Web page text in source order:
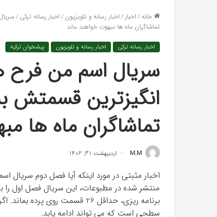
خانه/اخبار/اخبار رسانه و تلویزیون/اخبار رسانه ترکی/
تماشاگران ماه ها مبهوت خواهند ماند
اخبار رسانه ترکی اخبار رسانه و تلویزیون پیشخوان ترکیه
سریال اسم من
انگیزترین قسمتش
تماشاگران ماه ها
M.M اردیبهشت 31, 1402
اخبار مثبتی در مورد اینکه آیا فصل دوم
منتشر شده در مطبوعات، این سریال فصل اول را
برنامه ریزی، حداقل 26 قسمت
سطحی است که می تواند ادامه یابد.
را
در
دادگاه
می‌دهم»
«پاسخ افتراها را
نظریه
پردازش
اطلاعات: